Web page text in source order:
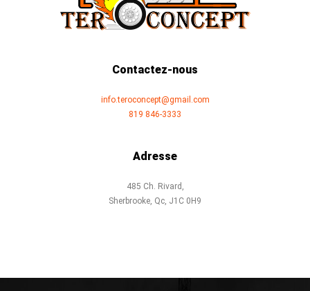
Contactez-nous
info.teroconcept@gmail.com
819 846-3333
Adresse
485 Ch. Rivard,
Sherbrooke, Qc, J1C 0H9